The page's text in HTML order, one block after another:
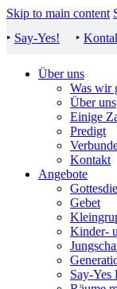
Skip to main content
‣ Say-Yes! ‣
Über uns
Was wir
Über uns
Einige
Predigt
Kontakt
Angebote
Gebet
Kinder-
Say-Yes